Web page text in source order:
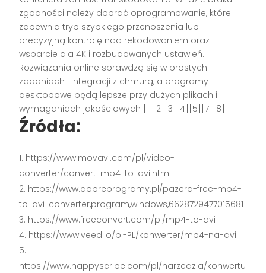
zgodności należy dobrać oprogramowanie, które
zapewnia tryb szybkiego przenoszenia lub
precyzyjną kontrolę nad rekodowaniem oraz
wsparcie dla 4K i rozbudowanych ustawień.
Rozwiązania online sprawdzą się w prostych
zadaniach i integracji z chmurą, a programy
desktopowe będą lepsze przy dużych plikach i
wymaganiach jakościowych [1][2][3][4][5][7][8].
Źródła:
https://www.movavi.com/pl/video-
converter/convert-mp4-to-avi.html
https://www.dobreprogramy.pl/pazera-free-mp4-
to-avi-converter,program,windows,6628729477015681
https://www.freeconvert.com/pl/mp4-to-avi
https://www.veed.io/pl-PL/konwerter/mp4-na-avi
https://www.happyscribe.com/pl/narzedzia/konwertu